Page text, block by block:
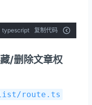
typescript 复制代码
/删除文章权
route.ts